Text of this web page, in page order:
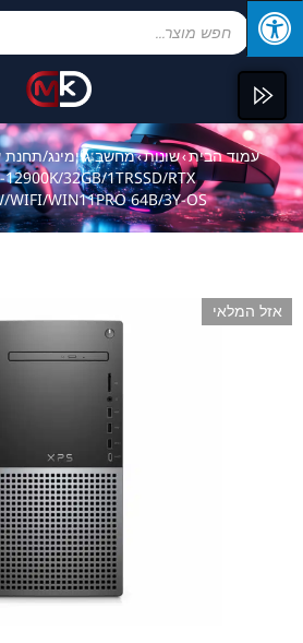
עמוד הבית›שונות›
32GB/1TRSSD/RTX
WIFI/WIN11PRO 64B/3Y-OS
אזל המלאי